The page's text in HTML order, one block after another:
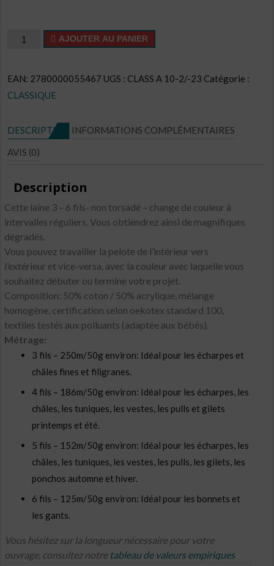
quantité
AJOUTER AU PANIER
EAN: 2780000055467 UGS : CLASS A 10-2/-23 Catégorie :
CLASSIQUE
DESCRIPTION
INFORMATIONS COMPLÉMENTAIRES
AVIS (0)
Description
Cette laine 3 – 6 fils- non torsadé – change de couleur à
intervalles réguliers. Vous obtiendrez ainsi de magnifiques
dégradés.
Vous pouvez travailler la pelote de l’intérieur vers
l’extérieur et vice-versa, avec la couleur avec laquelle vous
souhaitez débuter ou termine votre projet.
Composition: 50% coton / 50% acrylique, mélange
homogène, certification selon oekotex standard 100,
textiles testés aux polluants (adaptée aux bébés).
Métrage:
3 fils – 250m/50g environ: Idéal pour les écharpes et
châles fines et filigranes.
4 fils – 186m/50g environ: Idéal pour les écharpes, les
châles, les tuniques, les vestes, les pulls et gilets
printemps et été.
5 fils – 152m/50g environ: Idéal pour les écharpes, les
châles, les tuniques, les vestes, les pulls, les gilets, les
ponchos automne et hiver.
6 fils – 125m/50g environ: Idéal pour les bonnets et
les gants.
Vous hésitez sur la longueur nécessaire pour votre
ouvrage, consultez notre tableau de valeurs empiriques